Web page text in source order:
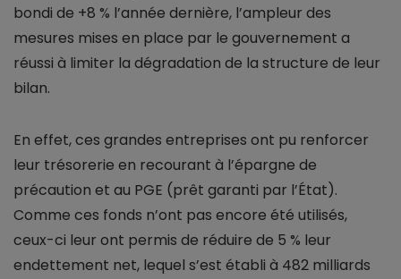
bondi de +8 % l’année dernière, l’ampleur des
mesures mises en place par le gouvernement a
réussi à limiter la dégradation de la structure de leur
bilan.
En effet, ces grandes entreprises ont pu renforcer
leur trésorerie en recourant à l’épargne de
précaution et au PGE (prêt garanti par l’État).
Comme ces fonds n’ont pas encore été utilisés,
ceux-ci leur ont permis de réduire de 5 % leur
endettement net, lequel s’est établi à 482 milliards